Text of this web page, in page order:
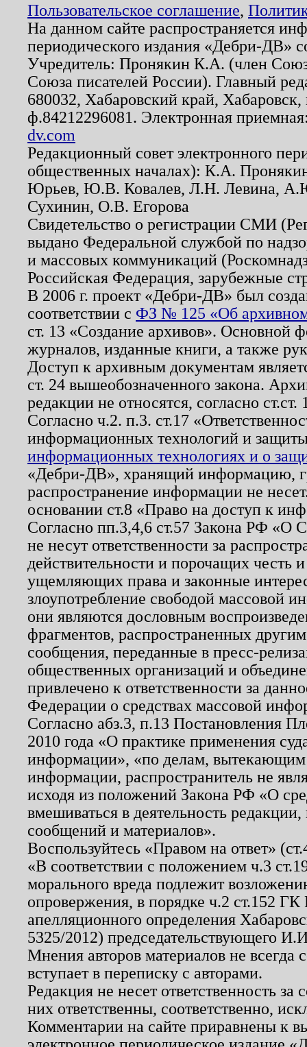
Пользовательское соглашение,
На данном сайте распространяется
периодического издания «Дебри-ДВ»
Учредитель: Пронякин К.А. (член
Союза писателей России). Главный
680032, Хабаровский край,
ф.84212296081. Электронная
dv.com
Редакционный совет электронного
общественных началах): К.А.
Юрьев, Ю.В. Ковалев, Л.Н. Левина,
Сухинин, О.В. Егорова
Свидетельство о регистрации СМИ
выдано Федеральной службой по
и массовых коммуникаций
Российская Федерация, зарубежные
В 2006 г. проект «Дебри-ДВ» был
соответствии с ФЗ № 125 «Об
ст. 13 «Создание архивов». Основной
журналов, изданные книги, а также
Доступ к архивным документам
ст. 24 вышеобозначенного закона.
редакции не относятся, согласно
Согласно ч.2. п.3. ст.17
информационных технологий и
информационных технологиях и о
«Дебри-ДВ», хранящий информацию,
распространение информации не
основании ст.8 «Право на доступ к
Согласно пп.3,4,6 ст.57 Закона РФ «О
не несут ответственности за
действительности и порочащих честь
ущемляющих права и законные
злоупотребление свободой массовой
они являются дословным
фрагментов, распространенных
сообщения, переданные в пресс-
общественных организаций и
привлечено к ответственности за
Федерации о средствах массовой
Согласно абз.3, п.13 Постановления
2010 года «О практике применения
информации», «по делам, вытекающим
информации, распространитель не
исходя из положений Закона РФ «О
вмешиваться в деятельность
сообщений и материалов».
Воспользуйтесь «Правом на ответ»
«В соответствии с положением ч.3
морального вреда подлежит
опровержения, в порядке ч.2 ст.152
апелляционного определения
5325/2012) председательствующего
Мнения авторов материалов не
вступает в переписку с авторами.
Редакция не несет ответственность
них ответственны, соответственно,
Комментарии на сайте приравнены к